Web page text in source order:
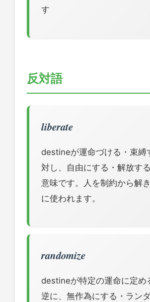
す
反対語
liberate
destineが運命づける・束縛
対し、自由にする・解放す
意味です。人を制約から解
に使われます。
randomize
destineが特定の運命に定め
逆に、無作為にする・ラン